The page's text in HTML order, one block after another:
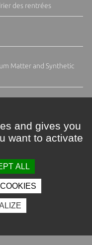
des rentrées
Matter and Synthetic
Photothèque
and gives you
want to activate
ALL